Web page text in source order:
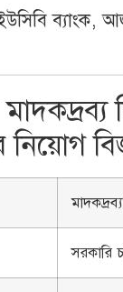
নিয়োগ
সরকারি